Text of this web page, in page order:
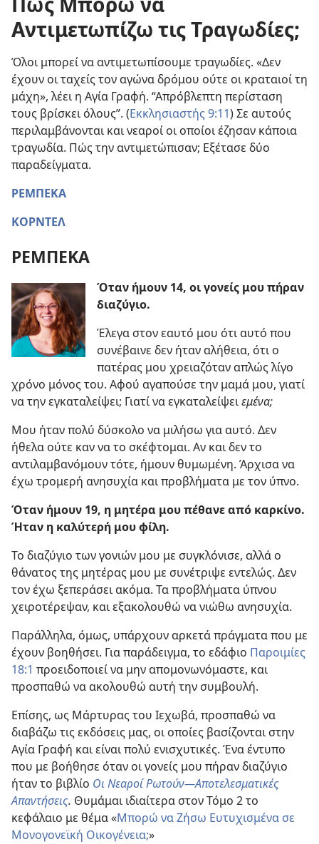
Αντιμετωπίζω τις Τραγωδίες;
Όλοι μπορεί να αντιμετωπίσουμε τραγωδίες. «Δεν
έχουν οι ταχείς τον αγώνα δρόμου ούτε οι κραταιοί τη
μάχη», λέει η Αγία Γραφή. “Απρόβλεπτη περίσταση
τους βρίσκει όλους”. (Εκκλησιαστής 9:11) Σε αυτούς
περιλαμβάνονται και νεαροί οι οποίοι έζησαν κάποια
τραγωδία. Πώς την αντιμετώπισαν; Εξέτασε δύο
παραδείγματα.
ΡΕΜΠΕΚΑ
ΚΟΡΝΤΕΛ
ΡΕΜΠΕΚΑ
Όταν ήμουν 14, οι γονείς μου πήραν
διαζύγιο.
Έλεγα στον εαυτό μου ότι αυτό που
συνέβαινε δεν ήταν αλήθεια, ότι ο
πατέρας μου χρειαζόταν απλώς λίγο
χρόνο μόνος του. Αφού αγαπούσε την μαμά μου, γιατί
να την εγκαταλείψει; Γιατί να εγκαταλείψειεμένα;
Μου ήταν πολύ δύσκολο να μιλήσω για αυτό. Δεν
ήθελα ούτε καν να το σκέφτομαι. Αν και δεν το
αντιλαμβανόμουν τότε, ήμουν θυμωμένη. Άρχισα να
έχω τρομερή ανησυχία και προβλήματα με τον ύπνο.
Όταν ήμουν 19, η μητέρα μου πέθανε από καρκίνο.
Ήταν η καλύτερή μου φίλη.
Το διαζύγιο των γονιών μου με συγκλόνισε, αλλά ο
θάνατος της μητέρας μου με συνέτριψε εντελώς. Δεν
τον έχω ξεπεράσει ακόμα. Τα προβλήματα ύπνου
χειροτέρεψαν, και εξακολουθώ να νιώθω ανησυχία.
Παράλληλα, όμως, υπάρχουν αρκετά πράγματα που με
έχουν βοηθήσει. Για παράδειγμα, το εδάφιο Παροιμίες
18:1 προειδοποιεί να μην απομονωνόμαστε, και
προσπαθώ να ακολουθώ αυτή την συμβουλή.
Επίσης, ως Μάρτυρας του Ιεχωβά, προσπαθώ να
διαβάζω τις εκδόσεις μας, οι οποίες βασίζονται στην
Αγία Γραφή και είναι πολύ ενισχυτικές. Ένα έντυπο
που με βοήθησε όταν οι γονείς μου πήραν διαζύγιο
ήταν το βιβλίο Οι Νεαροί Ρωτούν—Αποτελεσματικές
Απαντήσεις. Θυμάμαι ιδιαίτερα στον Τόμο 2 το
κεφάλαιο με θέμα «Μπορώ να Ζήσω Ευτυχισμένα σε
Μονογονεϊκή Οικογένεια;»